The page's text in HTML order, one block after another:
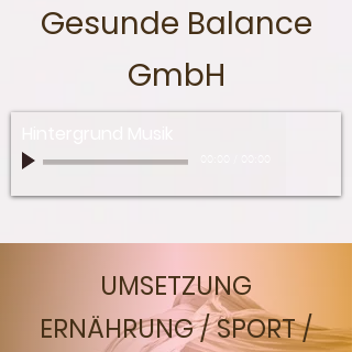
Gesunde Balance
GmbH
UMSETZUNG
ERNÄHRUNG / SPORT /